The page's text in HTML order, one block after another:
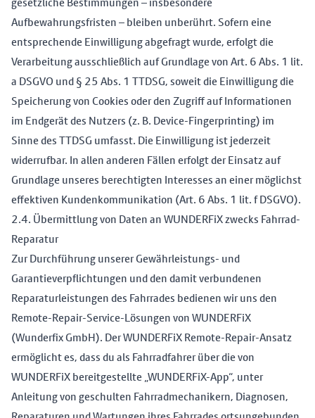
Aufbewahrungsfristen – bleiben unberührt. Sofern eine
entsprechende Einwilligung abgefragt wurde, erfolgt die
Verarbeitung ausschließlich auf Grundlage von Art. 6 Abs. 1 lit.
a DSGVO und § 25 Abs. 1 TTDSG, soweit die Einwilligung die
Speicherung von Cookies oder den Zugriff auf Informationen
im Endgerät des Nutzers (z. B. Device-Fingerprinting) im
Sinne des TTDSG umfasst. Die Einwilligung ist jederzeit
widerrufbar. In allen anderen Fällen erfolgt der Einsatz auf
Grundlage unseres berechtigten Interesses an einer möglichst
effektiven Kundenkommunikation (Art. 6 Abs. 1 lit. f DSGVO).
2.4. Übermittlung von Daten an WUNDERFiX zwecks Fahrrad-
Reparatur
Zur Durchführung unserer Gewährleistungs- und
Garantieverpflichtungen und den damit verbundenen
Reparaturleistungen des Fahrrades bedienen wir uns den
Remote-Repair-Service-Lösungen von WUNDERFiX
(Wunderfix GmbH). Der WUNDERFiX Remote-Repair-Ansatz
ermöglicht es, dass du als Fahrradfahrer über die von
WUNDERFiX bereitgestellte „WUNDERFiX-App“, unter
Anleitung von geschulten Fahrradmechanikern, Diagnosen,